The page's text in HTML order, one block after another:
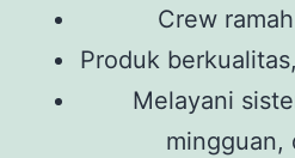
Crew
Produk
Melayani
mingguan,